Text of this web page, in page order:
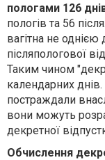
пологами 126
пологів та 56
вагітна не однією
післяпологової
Таким чином
календарних
постраждали
вони можуть
декретної
Обчислення